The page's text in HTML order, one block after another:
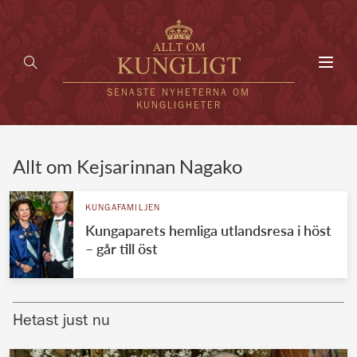
SENASTE NYHETERNA OM
KUNGLIGHETER
UTLÄNDSKT
VÄRLDENS KUNGAHUS
Brittiska kungahuset
Allt om Kejsarinnan Nagako
KUNGAFAMILJEN
Kungaparets hemliga utlandsresa i höst
– går till öst
Hetast just nu